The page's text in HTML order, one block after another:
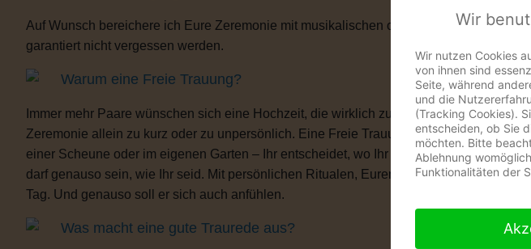
Auf Wunsch bereichere ich Eure Zeremonie mit musikalischen oder künstlerischen
garantiert nicht vergessen werden.
Warum eine Freie Trauung?
Immer mehr Paare wünschen sich eine Hochzeit, die wirklich zu ihnen passt.
Zeremonie allein zu kurz oder zu unpersönlich. Eine Freie Trauung schenkt Euch
einer Scheune oder im eigenen Garten – Ihr entscheidet, wo Ihr Euch das Ja-Wort
darf genauso sein, wie Ihr seid. Mit persönlichen Ritualen, Eurem Eheversprechen
Tag. Und genauso soll er sich auch anfühlen.
Was macht eine gute Traurede aus?
Wir
Wir nutzen Cookies
von ihnen sind
Seite, während
und die
(Tracking Cookies).
entscheiden, ob Sie
möchten. Bitte
Ablehnung
Funktionalitäten der